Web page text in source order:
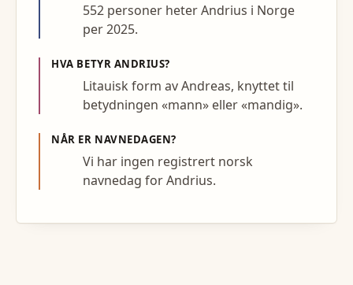
552 personer heter Andrius i Norge
per 2025.
HVA BETYR ANDRIUS?
Litauisk form av Andreas, knyttet til
betydningen «mann» eller «mandig».
NÅR ER NAVNEDAGEN?
Vi har ingen registrert norsk
navnedag for Andrius.